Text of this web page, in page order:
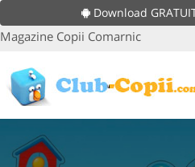
Download
Magazine Copii Comarnic